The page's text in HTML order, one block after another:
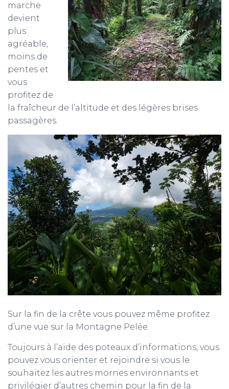
marche
devient
plus
agréable,
moins de
pentes et
vous
profitez de
la fraîcheur de l’altitude et des légères brises
passagères.
Sur la fin de la crête vous pouvez même profitez
d’une vue sur la Montagne Pelée.
Toujours à l’aide des poteaux d’informations, vous
pouvez vous orienter et rejoindre si vous le
souhaitez les autres mornes environnants et
privilégier d’autres chemin pour la fin de la